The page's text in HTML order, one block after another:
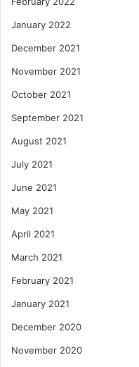
January 2022
December 2021
November 2021
October 2021
September 2021
August 2021
July 2021
June 2021
May 2021
April 2021
March 2021
February 2021
January 2021
December 2020
November 2020